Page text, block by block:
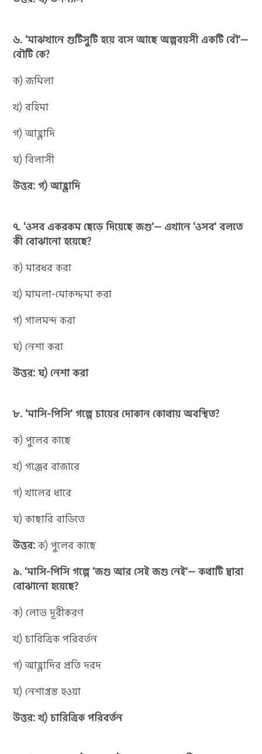
৬. ‘মাঝখানে গুটিসুটি হয়ে বসে আছে অল্পবয়সী একটি বৌ’—
বৌটি কে?
ক) জমিলা
খ) রহিমা
গ) আহ্লাদি
ঘ) বিলাসী
উত্তর: গ) আহ্লাদি
৭. ‘ওসব একরকম ছেড়ে দিয়েছে জগু’— এখানে ‘ওসব’ বলতে
কী বোঝানো হয়েছে?
ক) মারধর করা
খ) মামলা-মোকদ্দমা করা
গ) গালমন্দ করা
ঘ) নেশা করা
উত্তর: ঘ) নেশা করা
৮. ‘মাসি-পিসি’ গল্পে চায়ের দোকান কোথায় অবস্থিত?
ক) পুলের কাছে
খ) গঞ্জের বাজারে
গ) খালের ধারে
ঘ) কাছারি বাড়িতে
উত্তর:ক) পুলের কাছে
৯. ‘মাসি-পিসি গল্পে ‘জগু আর সেই জগু নেই’— কথাটি দ্বারা
বোঝানো হয়েছে?
ক) লোভ দূরীকরণ
খ) চারিত্রিক পরিবর্তন
গ) আহ্লাদির প্রতি দরদ
ঘ) নেশাগ্রস্ত হওয়া
উত্তর: খ) চারিত্রিক পরিবর্তন